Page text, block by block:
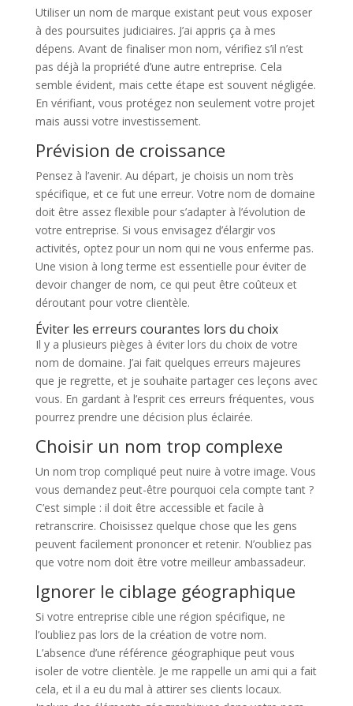
Utiliser un nom de marque existant peut vous exposer
à des poursuites judiciaires. J’ai appris ça à mes
dépens. Avant de finaliser mon nom, vérifiez s’il n’est
pas déjà la propriété d’une autre entreprise. Cela
semble évident, mais cette étape est souvent négligée.
En vérifiant, vous protégez non seulement votre projet
mais aussi votre investissement.
Prévision de croissance
Pensez à l’avenir. Au départ, je choisis un nom très
spécifique, et ce fut une erreur. Votre nom de domaine
doit être assez flexible pour s’adapter à l’évolution de
votre entreprise. Si vous envisagez d’élargir vos
activités, optez pour un nom qui ne vous enferme pas.
Une vision à long terme est essentielle pour éviter de
devoir changer de nom, ce qui peut être coûteux et
déroutant pour votre clientèle.
Éviter les erreurs courantes lors du choix
Il y a plusieurs pièges à éviter lors du choix de votre
nom de domaine. J’ai fait quelques erreurs majeures
que je regrette, et je souhaite partager ces leçons avec
vous. En gardant à l’esprit ces erreurs fréquentes, vous
pourrez prendre une décision plus éclairée.
Choisir un nom trop complexe
Un nom trop compliqué peut nuire à votre image. Vous
vous demandez peut-être pourquoi cela compte tant ?
C’est simple : il doit être accessible et facile à
retranscrire. Choisissez quelque chose que les gens
peuvent facilement prononcer et retenir. N’oubliez pas
que votre nom doit être votre meilleur ambassadeur.
Ignorer le ciblage géographique
Si votre entreprise cible une région spécifique, ne
l’oubliez pas lors de la création de votre nom.
L’absence d’une référence géographique peut vous
isoler de votre clientèle. Je me rappelle un ami qui a fait
cela, et il a eu du mal à attirer ses clients locaux.